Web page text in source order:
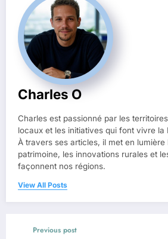
Charles O
Charles est passionné par les
locaux et les initiatives qui font vivre la
À travers ses articles, il met en lumière
patrimoine, les innovations rurales et
façonnent nos régions.
View All Posts
Previous post